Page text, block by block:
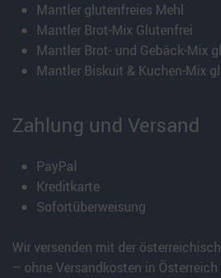
Mantler glutenfreies Mehl
Mantler Brot-Mix Glutenfrei
Mantler Brot- und Gebäck-Mix
Mantler Biskuit & Kuchen-Mix
Zahlung und Versand
PayPal
Kreditkarte
Sofortüberweisung
Wir versenden mit der
– ohne Versandkosten in Österreich